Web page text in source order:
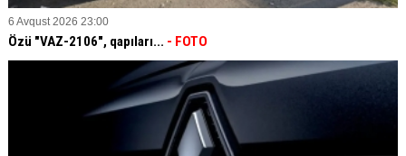
6 Avqust 2026 23:00
Özü "VAZ-2106", qapıları... - FOTO